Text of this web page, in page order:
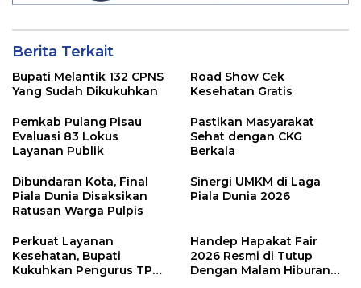
Berita Terkait
Bupati Melantik 132 CPNS
Yang Sudah Dikukuhkan
Road Show Cek
Kesehatan Gratis
Pemkab Pulang Pisau
Evaluasi 83 Lokus
Layanan Publik
Pastikan Masyarakat
Sehat dengan CKG
Berkala
Dibundaran Kota, Final
Piala Dunia Disaksikan
Ratusan Warga Pulpis
Sinergi UMKM di Laga
Piala Dunia 2026
Perkuat Layanan
Kesehatan, Bupati
Kukuhkan Pengurus TP
Handep Hapakat Fair
2026 Resmi di Tutup
Dengan Malam Hiburan